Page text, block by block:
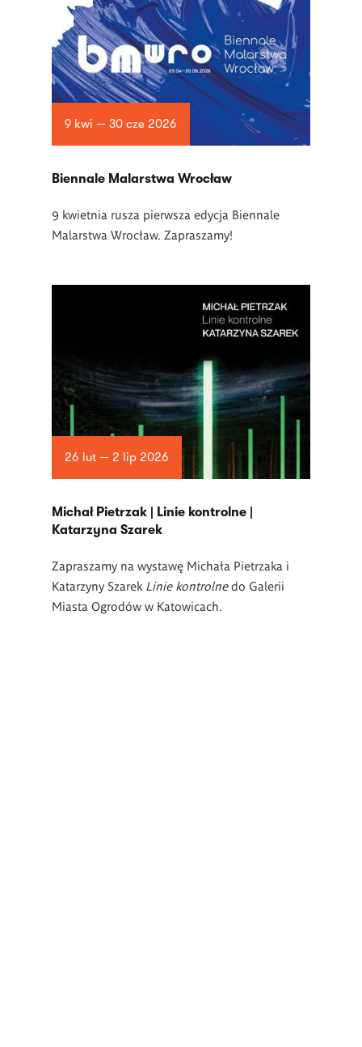
9 kwi — 30 cze 2026
Biennale Malarstwa Wrocław
9 kwietnia rusza pierwsza edycja Biennale
Malarstwa Wrocław. Zapraszamy!
26 lut — 2 lip 2026
Michał Pietrzak | Linie kontrolne |
Katarzyna Szarek
Zapraszamy na wystawę Michała Pietrzaka i
Katarzyny Szarek Linie kontrolnedo Galerii
Miasta Ogrodów w Katowicach.